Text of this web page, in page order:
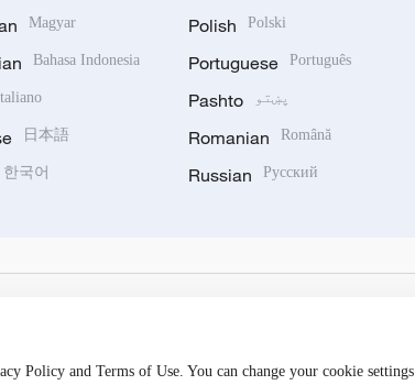
Magyar
Bahasa Indonesia
日本語
한국어
Polish Polski
Portuguese Português
Pashto پښتو
Romanian Română
Russian Русский
Policy and Terms of Use. You can change your cookie settings